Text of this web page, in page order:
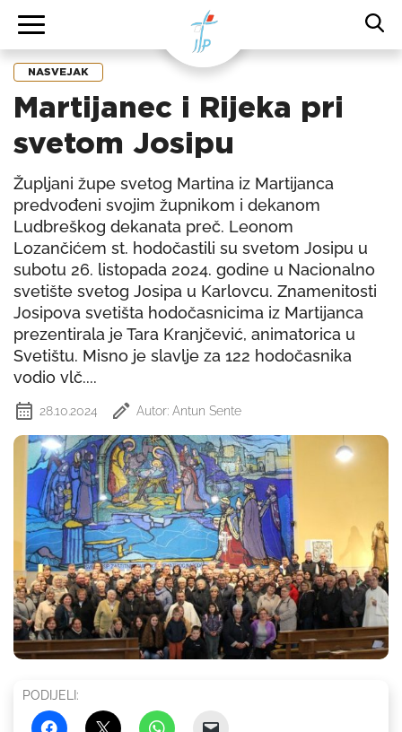
NASVEJAK
Martijanec i Rijeka pri
svetom Josipu
Župljani župe svetog Martina iz Martijanca
predvođeni svojim župnikom i dekanom
Ludbreškog dekanata preč. Leonom
Lozančićem st. hodočastili su svetom Josipu u
subotu 26. listopada 2024. godine u Nacionalno
svetište svetog Josipa u Karlovcu. Znamenitosti
Josipova svetišta hodočasnicima iz Martijanca
prezentirala je Tara Kranjčević, animatorica u
Svetištu. Misno je slavlje za 122 hodočasnika
vodio vlč....
28.10.2024 Autor: Antun Sente
PODIJELI: